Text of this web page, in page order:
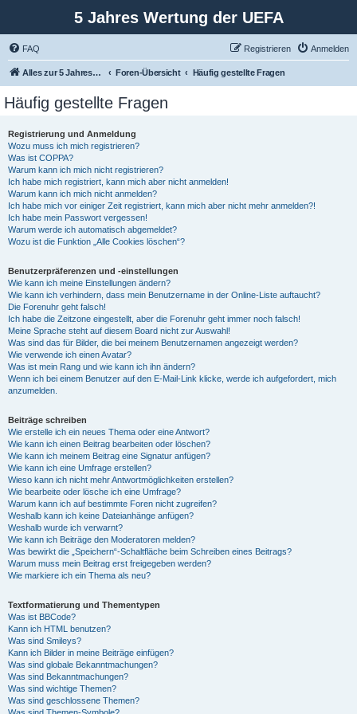
5 Jahres Wertung der UEFA
FAQ Anmelden
Registrieren
Alles zur 5 Jahreswertung / Tabelle der UEFA mit vielen Statistiken. Foren-Übersicht Häufig gestellte Fragen
Häufig gestellte Fragen
Registrierung und Anmeldung
Wozu muss ich mich registrieren?
Was ist COPPA?
Warum kann ich mich nicht registrieren?
Ich habe mich registriert, kann mich aber nicht anmelden!
Warum kann ich mich nicht anmelden?
Ich habe mich vor einiger Zeit registriert, kann mich aber nicht mehr anmelden?!
Ich habe mein Passwort vergessen!
Warum werde ich automatisch abgemeldet?
Wozu ist die Funktion „Alle Cookies löschen“?
Benutzerpräferenzen und -einstellungen
Wie kann ich meine Einstellungen ändern?
Wie kann ich verhindern, dass mein Benutzername in der Online-Liste auftaucht?
Die Forenuhr geht falsch!
Ich habe die Zeitzone eingestellt, aber die Forenuhr geht immer noch falsch!
Meine Sprache steht auf diesem Board nicht zur Auswahl!
Was sind das für Bilder, die bei meinem Benutzernamen angezeigt werden?
Wie verwende ich einen Avatar?
Was ist mein Rang und wie kann ich ihn ändern?
Wenn ich bei einem Benutzer auf den E-Mail-Link klicke, werde ich aufgefordert, mich
anzumelden.
Beiträge schreiben
Wie erstelle ich ein neues Thema oder eine Antwort?
Wie kann ich einen Beitrag bearbeiten oder löschen?
Wie kann ich meinem Beitrag eine Signatur anfügen?
Wie kann ich eine Umfrage erstellen?
Wieso kann ich nicht mehr Antwortmöglichkeiten erstellen?
Wie bearbeite oder lösche ich eine Umfrage?
Warum kann ich auf bestimmte Foren nicht zugreifen?
Weshalb kann ich keine Dateianhänge anfügen?
Weshalb wurde ich verwarnt?
Wie kann ich Beiträge den Moderatoren melden?
Was bewirkt die „Speichern“-Schaltfläche beim Schreiben eines Beitrags?
Warum muss mein Beitrag erst freigegeben werden?
Wie markiere ich ein Thema als neu?
Textformatierung und Thementypen
Was ist BBCode?
Kann ich HTML benutzen?
Was sind Smileys?
Kann ich Bilder in meine Beiträge einfügen?
Was sind globale Bekanntmachungen?
Was sind Bekanntmachungen?
Was sind wichtige Themen?
Was sind geschlossene Themen?